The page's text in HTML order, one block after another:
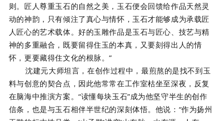
则。匠人尊重玉石的自然之美，玉石便会回馈给作品天然灵
动的神韵，只有倾注了真心与情怀，玉石才能够成为承载匠
人匠心的艺术载体。好的玉雕作品是玉石与匠心、技艺与精
神的多重融合，既要留得住玉的本真，又要刻得出人的情
怀，更要藏得住文化的根脉。”
沈建元大师坦言，在创作过程中，最煎熬的是找不到玉
料与创意的契合点，因此他常常在工作室枯坐至深夜，反复
在脑海中推演方案。“读懂每块玉石”成为他坚守半生的创作
信条，也是与玉石相伴半世纪的深刻体悟。他说：“作为扬州